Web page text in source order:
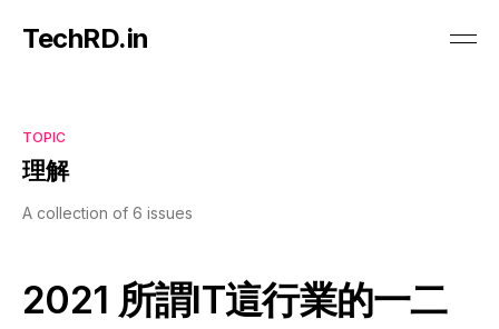
TechRD.in
TOPIC
理解
A collection of 6 issues
2021 所謂IT這行業的一二